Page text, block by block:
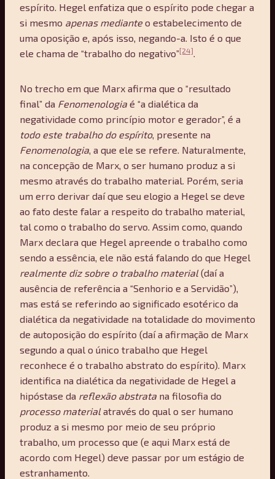
espírito. Hegel enfatiza que o espírito pode chegar a
si mesmo apenas medianteo estabelecimento de
uma oposição e, após isso, negando-a. Isto é o que
ele chama de “trabalho do negativo”[24].
No trecho em que Marx afirma que o “resultado
final” da Fenomenologia é “a dialética da
negatividade como princípio motor e gerador”, é a
todo este trabalho do espírito, presente na
Fenomenologia, a que ele se refere. Naturalmente,
na concepção de Marx, o ser humano produz a si
mesmo através do trabalho material. Porém, seria
um erro derivar daí que seu elogio a Hegel se deve
ao fato deste falar a respeito do trabalho material,
tal como o trabalho do servo. Assim como, quando
Marx declara que Hegel apreende o trabalho como
sendo a essência, ele não está falando do que Hegel
realmente diz sobre o trabalho material(daí a
ausência de referência a “Senhorio e a Servidão”),
mas está se referindo ao significado esotérico da
dialética da negatividade na totalidade do movimento
de autoposição do espírito (daí a afirmação de Marx
segundo a qual o único trabalho que Hegel
reconhece é o trabalho abstrato do espírito). Marx
identifica na dialética da negatividade de Hegel a
hipóstase da reflexão abstrata na filosofia do
processo materialatravés do qual o ser humano
produz a si mesmo por meio de seu próprio
trabalho, um processo que (e aqui Marx está de
acordo com Hegel) deve passar por um estágio de
estranhamento.